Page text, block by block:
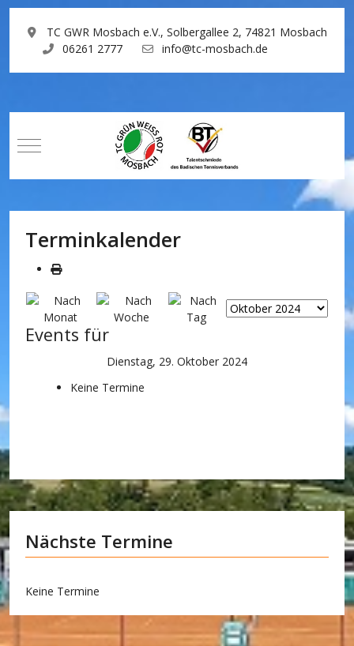
TC GWR Mosbach e.V., Solbergallee 2, 74821 Mosbach
06261 2777
info@tc-mosbach.de
Mobile Menu Toggle
Terminkalender
Events für
Dienstag, 29. Oktober 2024
Keine Termine
Nächste Termine
Keine Termine